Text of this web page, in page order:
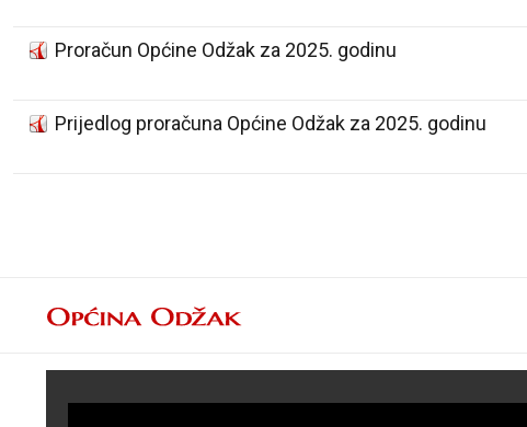
Proračun Općine Odžak za 2025. godinu
Prijedlog proračuna Općine Odžak za 2025. godinu